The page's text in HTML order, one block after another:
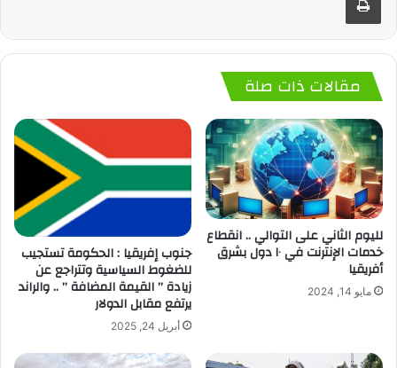
مقالات ذات صلة
لليوم الثاني على التوالي .. انقطاع
خدمات الإنترنت في ١٠ دول بشرق
أفريقيا
مايو 14, 2024
جنوب إفريقيا : الحكومة تستجيب
للضغوط السياسية وتتراجع عن
زيادة ” القيمة المضافة ” .. والراند
يرتفع مقابل الدولار
أبريل 24, 2025